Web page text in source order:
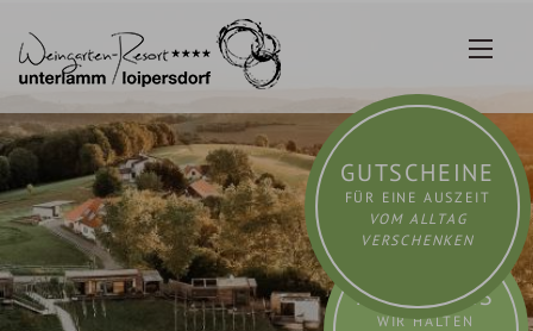
Inhalt
springen
GUTSCHEINE
FÜR EINE AUSZEIT
VOM ALLTAG
VERSCHENKEN
AKTUELLES
WIR HALTEN